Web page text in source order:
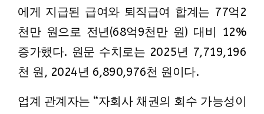
에게 지급된 급여와 퇴직급여 합계는 77억2
천만 원으로 전년(68억9천만 원) 대비 12%
증가했다. 원문 수치로는 2025년 7,719,196
천 원, 2024년 6,890,976천 원이다.
업계 관계자는 “자회사 채권의 회수 가능성이